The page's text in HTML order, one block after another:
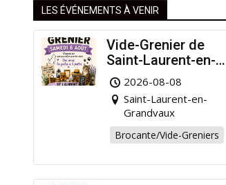
LES ÉVÉNEMENTS À VENIR
Vide-Grenier de
Saint-Laurent-en-
Grandvaux : Venez
chiner pour la bonne
cause !
2026-08-08
Saint-Laurent-en-
Grandvaux
Brocante/Vide-Greniers